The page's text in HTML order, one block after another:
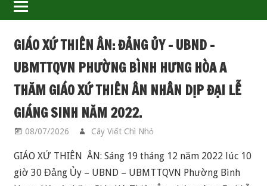
ÂN-
TGP
SAIGON
GIÁO XỨ THIÊN ÂN: ĐẢNG ỦY – UBND –
UBMTTQVN PHƯỜNG BÌNH HƯNG HÒA A
THĂM GIÁO XỨ THIÊN ÂN NHÂN DỊP ĐẠI LỄ
GIÁNG SINH NĂM 2022.
08/07/2026 Cây Viết Chì Nhỏ
GIÁO XỨ THIÊN ÂN: Sáng 19 tháng 12 năm 2022 lúc 10
giờ 30 Đảng Ủy – UBND – UBMTTQVN Phường Bình